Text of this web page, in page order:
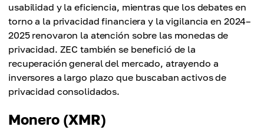
usabilidad y la eficiencia, mientras que los debates en
torno a la privacidad financiera y la vigilancia en 2024–
2025 renovaron la atención sobre las monedas de
privacidad. ZEC también se benefició de la
recuperación general del mercado, atrayendo a
inversores a largo plazo que buscaban activos de
privacidad consolidados.
Monero (XMR)